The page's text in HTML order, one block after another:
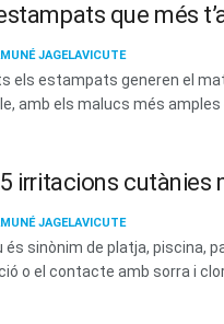
que més
JAGELAVICUTE
els estampats generen el
amb els malucs més
5 irritacions cutànies
JAGELAVICUTE
és sinònim de platja, piscina,
o el contacte amb sorra i